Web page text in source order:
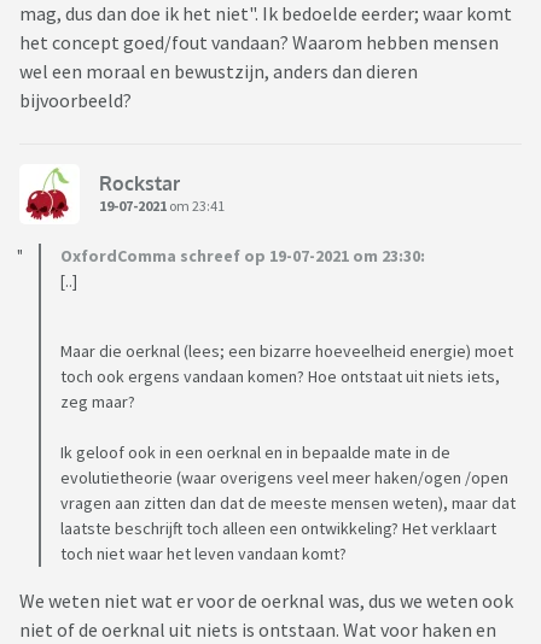
mag, dus dan doe ik het niet". Ik bedoelde eerder; waar komt
het concept goed/fout vandaan? Waarom hebben mensen
wel een moraal en bewustzijn, anders dan dieren
bijvoorbeeld?
Rockstar
19-07-2021 om 23:41
OxfordComma schreef op 19-07-2021 om 23:30:
[..]
Maar die oerknal (lees; een bizarre hoeveelheid energie) moet
toch ook ergens vandaan komen? Hoe ontstaat uit niets iets,
zeg maar?
Ik geloof ook in een oerknal en in bepaalde mate in de
evolutietheorie (waar overigens veel meer haken/ogen /open
vragen aan zitten dan dat de meeste mensen weten), maar dat
laatste beschrijft toch alleen een ontwikkeling? Het verklaart
toch niet waar het leven vandaan komt?
We weten niet wat er voor de oerknal was, dus we weten ook
niet of de oerknal uit niets is ontstaan. Wat voor haken en